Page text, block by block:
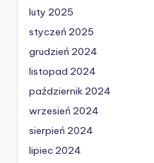
luty 2025
styczeń 2025
grudzień 2024
listopad 2024
październik 2024
wrzesień 2024
sierpień 2024
lipiec 2024